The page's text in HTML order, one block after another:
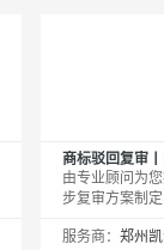
商标驳回复审
由专业顾问为
步复审方案制
顾问的引导下
服务商：